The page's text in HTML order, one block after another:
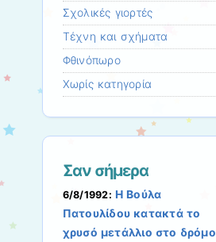
Σχολικές γιορτές
Τέχνη και σχήματα
Φθινόπωρο
Χωρίς κατηγορία
Σαν σήμερα
6/8/1992: Η Βούλα
Πατουλίδου κατακτά το
χρυσό μετάλλιο στο δρόμο